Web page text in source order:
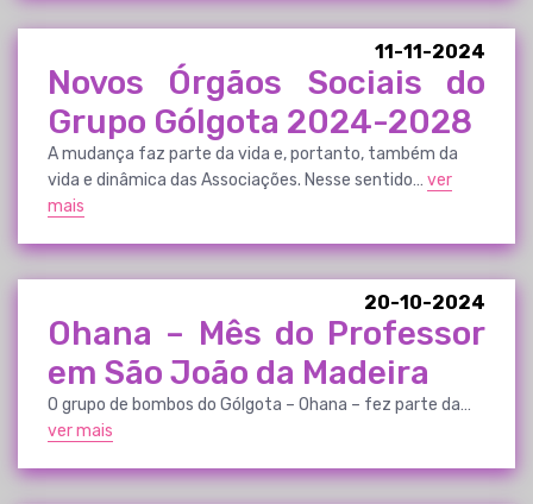
11-11-2024
Novos Órgãos Sociais do
Grupo Gólgota 2024-2028
A mudança faz parte da vida e, portanto, também da
vida e dinâmica das Associações. Nesse sentido… ver
mais
20-10-2024
Ohana – Mês do Professor
em São João da Madeira
O grupo de bombos do Gólgota – Ohana – fez parte da…
ver mais